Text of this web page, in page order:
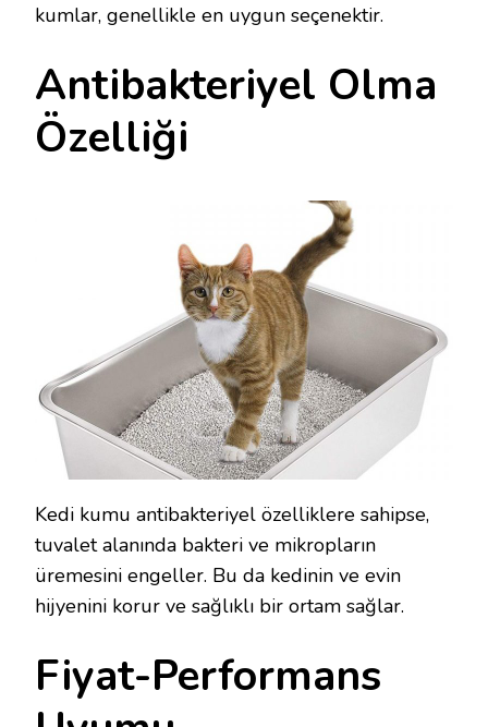
kumlar, genellikle en uygun seçenektir.
Antibakteriyel Olma
Özelliği
Kedi kumu antibakteriyel özelliklere sahipse,
tuvalet alanında bakteri ve mikropların
üremesini engeller. Bu da kedinin ve evin
hijyenini korur ve sağlıklı bir ortam sağlar.
Fiyat-Performans